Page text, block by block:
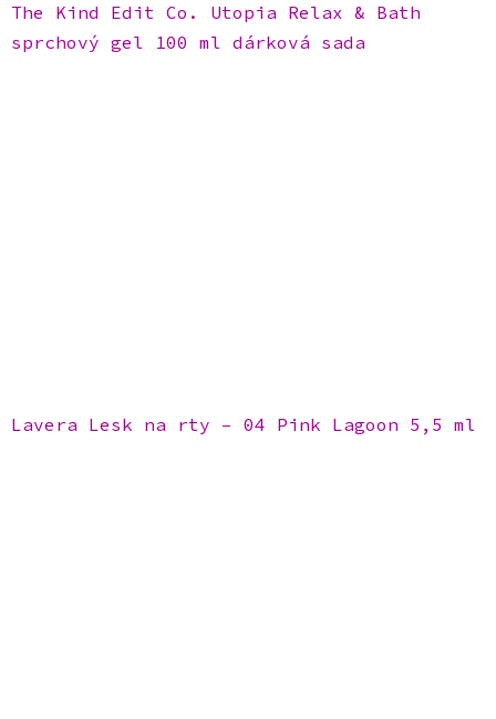
The Kind Edit Co. Utopia Relax & Bath
sprchový gel 100 ml dárková sada
Lavera Lesk na rty – 04 Pink Lagoon 5,5 ml